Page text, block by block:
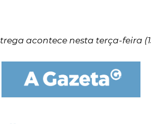
acontece nesta terça-feira